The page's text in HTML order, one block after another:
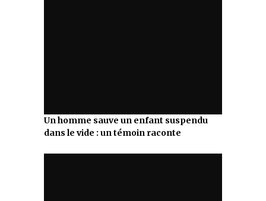
Un homme sauve un enfant suspendu
dans le vide : un témoin raconte